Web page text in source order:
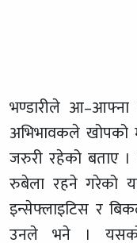
भण्डारीले आ–आफ्ना
अभिभावकले
जरुरी रहेको बताए ।
रुबेला रहने गरेको
इन्सेफ्लाइटिस र
उनले भने । यसको